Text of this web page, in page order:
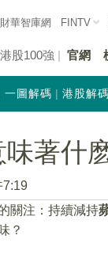
財華智庫網 FINTV
港股100強 官網
一圖解碼 港股解碼
著什
7:19
關注：持續減持
？